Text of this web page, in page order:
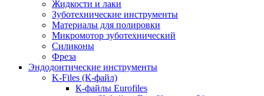
Жидкости и лаки
Зуботехнические инструменты
Материалы для полировки
Микромотор зуботехнический
Силиконы
Фреза
Эндодонтические инструменты
K-Files (К-файл)
К-файлы Eurofiles